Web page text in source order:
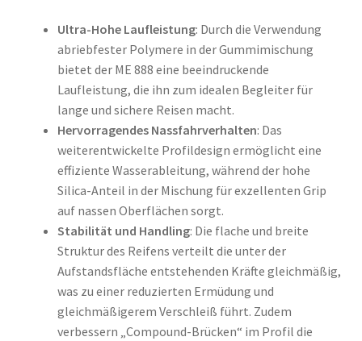
Ultra-Hohe Laufleistung: Durch die Verwendung
abriebfester Polymere in der Gummimischung
bietet der ME 888 eine beeindruckende
Laufleistung, die ihn zum idealen Begleiter für
lange und sichere Reisen macht.
Hervorragendes Nassfahrverhalten: Das
weiterentwickelte Profildesign ermöglicht eine
effiziente Wasserableitung, während der hohe
Silica-Anteil in der Mischung für exzellenten Grip
auf nassen Oberflächen sorgt.
Stabilität und Handling: Die flache und breite
Struktur des Reifens verteilt die unter der
Aufstandsfläche entstehenden Kräfte gleichmäßig,
was zu einer reduzierten Ermüdung und
gleichmäßigerem Verschleiß führt. Zudem
verbessern „Compound-Brücken“ im Profil die